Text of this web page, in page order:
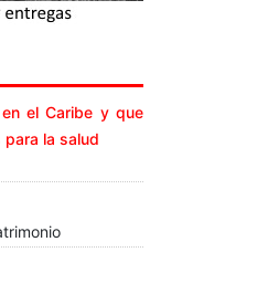
el Caribe y que
la salud